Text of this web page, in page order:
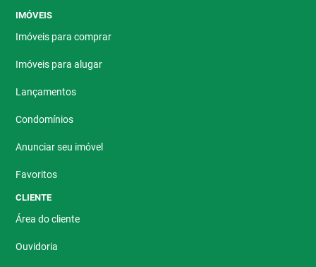
IMÓVEIS
Imóveis para comprar
Imóveis para alugar
Lançamentos
Condomínios
Anunciar seu imóvel
Favoritos
CLIENTE
Área do cliente
Ouvidoria